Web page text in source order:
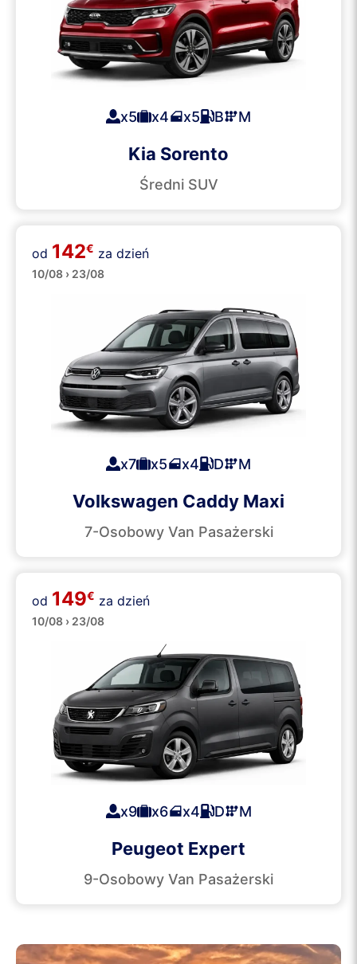
x5 x4 x5 B M
Kia Sorento
Średni SUV
Minibusy
od 142€ za dzień
10/08 › 23/08
x7 x5 x4 D M
Volkswagen Caddy Maxi
7-Osobowy Van Pasażerski
Minibusy
od 149€ za dzień
10/08 › 23/08
x9 x6 x4 D M
Peugeot Expert
9-Osobowy Van Pasażerski